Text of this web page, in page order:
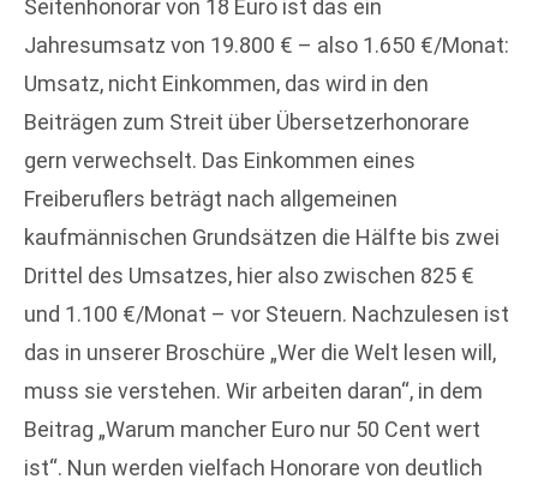
Seitenhonorar von 18 Euro ist das ein
Jahresumsatz von 19.800 € – also 1.650 €/Monat:
Umsatz, nicht Einkommen, das wird in den
Beiträgen zum Streit über Übersetzerhonorare
gern verwechselt. Das Einkommen eines
Freiberuflers beträgt nach allgemeinen
kaufmännischen Grundsätzen die Hälfte bis zwei
Drittel des Umsatzes, hier also zwischen 825 €
und 1.100 €/Monat – vor Steuern. Nachzulesen ist
das in unserer Broschüre „Wer die Welt lesen will,
muss sie verstehen. Wir arbeiten daran“, in dem
Beitrag „Warum mancher Euro nur 50 Cent wert
ist“. Nun werden vielfach Honorare von deutlich